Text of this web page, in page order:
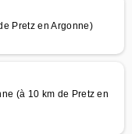
Pretz en Argonne)
(à 10 km de Pretz en